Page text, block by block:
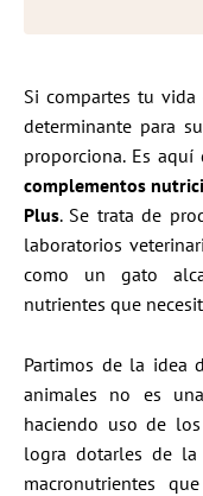
Si compartes tu
determinante para
proporciona. Es
complementos
Plus. Se trata de
laboratorios
como un gato
nutrientes que
Partimos de la idea
animales no es
haciendo uso de
logra dotarles de
macronutrientes